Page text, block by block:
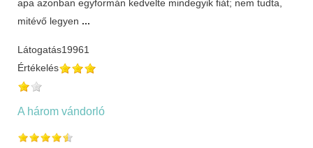
apa azonban egyformán kedvelte mindegyik fiát; nem tudta,
mitévő legyen ...
Látogatás19961
Értékelés
A három vándorló